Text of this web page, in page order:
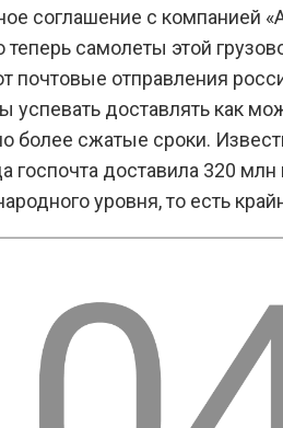
соглашение с компанией
теперь самолеты этой
почтовые отправления
успевать доставлять как
более сжатые сроки.
госпочта доставила 320
уровня, то есть